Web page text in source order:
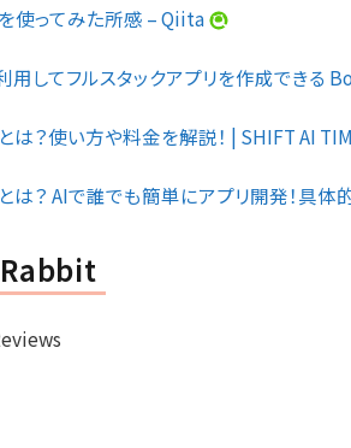
使ってみた所感 – Qiita
用してフルスタックアプリを作成できる
は？使い方や料金を解説！ | SHIFT AI
は？ AIで誰でも簡単にアプリ開発！具